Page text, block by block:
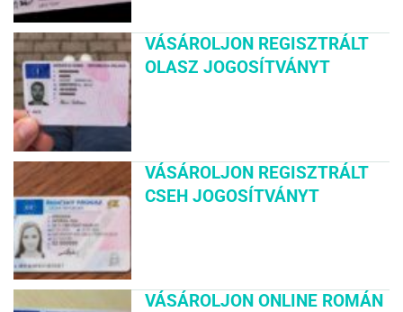
VÁSÁROLJON REGISZTRÁLT
OLASZ JOGOSÍTVÁNYT
VÁSÁROLJON REGISZTRÁLT
CSEH JOGOSÍTVÁNYT
VÁSÁROLJON ONLINE ROMÁN